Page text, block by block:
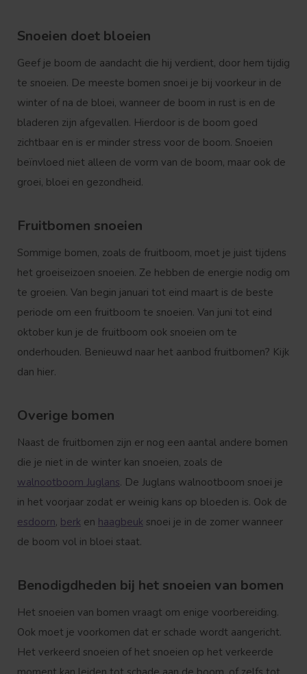
Snoeien doet bloeien
Geef je boom de aandacht die hij verdient, door hem tijdig
te snoeien. De meeste bomen snoei je bij voorkeur in de
winter of na de bloei, wanneer de boom in rust is en de
bladeren zijn afgevallen. Hierdoor is de boom goed
zichtbaar en is er minder stress voor de boom. Snoeien
beïnvloed niet alleen de vorm van de boom, maar ook de
groei, bloei en gezondheid.
Fruitbomen snoeien
Sommige bomen, zoals de fruitboom, moet je juist tijdens
het groeiseizoen snoeien. Ze hebben de energie nodig om
te groeien. Van begin januari tot eind maart is de beste
periode om een fruitboom te snoeien. Van juni tot eind
oktober kun je de fruitboom ook snoeien om te
onderhouden. Benieuwd naar het aanbod fruitbomen? Kijk
dan hier.
Overige bomen
Naast de fruitbomen zijn er nog een aantal andere bomen
die je niet in de winter kan snoeien, zoals de
walnootboom Juglans. De Juglans walnootboom snoei je
in het voorjaar zodat er weinig kans op bloeden is. Ook de
esdoorn, berk en haagbeuk snoei je in de zomer wanneer
de boom vol in bloei staat.
Benodigdheden bij het snoeien van bomen
Het snoeien van bomen vraagt om enige voorbereiding.
Ook moet je voorkomen dat er schade wordt aangericht.
Het verkeerd snoeien of het snoeien op het verkeerde